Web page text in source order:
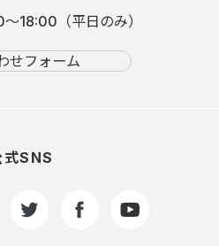
18:00（平日のみ）
せフォーム
式SNS